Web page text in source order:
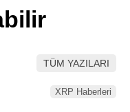
TÜM YAZILARI
XRP Haberleri